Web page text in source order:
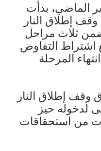
يناير الماضي، بدأت
إطلاق النار
ثلاث مراحل
42 يوما، مع اشتراط التفاوض
المرحلة
وقف إطلاق النار
لدخوله حيز
من استحقاقات